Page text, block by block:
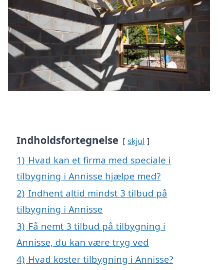
Indholdsfortegnelse skjul
1) Hvad kan et firma med speciale i
tilbygning i Annisse hjælpe med?
2) Indhent altid mindst 3 tilbud på
tilbygning i Annisse
3) Få nemt 3 tilbud på tilbygning i
Annisse, du kan være tryg ved
4) Hvad koster tilbygning i Annisse?